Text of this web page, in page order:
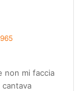
965
non mi faccia